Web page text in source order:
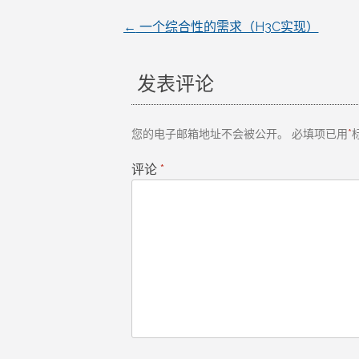
文
章
导
← 一个综合性的需求（H3C实现）
发表评论
您的电子邮箱地址不会被公开。 必填项已用*
评论 *